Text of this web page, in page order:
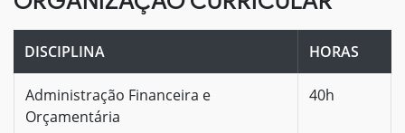
DISCIPLINA HORAS
Administração Financeira e
Orçamentária
40h